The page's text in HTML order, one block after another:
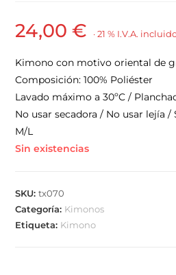
24,00€ · 21 % I.V.A.
Kimono con motivo oriental de
Composición: 100% Poliéster
Lavado máximo a 30ºC /
No usar secadora / No usar lejía /
M/L
Sin existencias
SKU:tx070
Categoría: Kimonos
Etiqueta: Kimono